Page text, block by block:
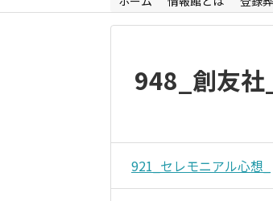
948_創友社_
921_セレモニアル心想_